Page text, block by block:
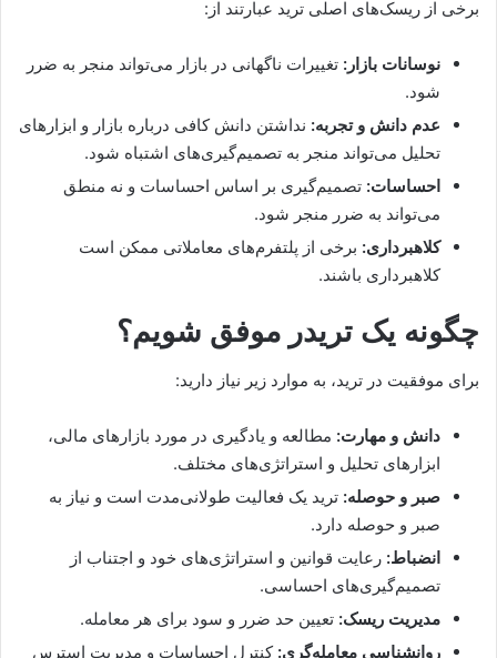
برخی از ریسک‌های اصلی ترید عبارتند از:
نوسانات بازار: تغییرات ناگهانی در بازار می‌تواند منجر به ضرر
شود.
عدم دانش و تجربه: نداشتن دانش کافی درباره بازار و ابزارهای
تحلیل می‌تواند منجر به تصمیم‌گیری‌های اشتباه شود.
احساسات: تصمیم‌گیری بر اساس احساسات و نه منطق
می‌تواند به ضرر منجر شود.
کلاهبرداری: برخی از پلتفرم‌های معاملاتی ممکن است
کلاهبرداری باشند.
چگونه یک تریدر موفق شویم؟
برای موفقیت در ترید، به موارد زیر نیاز دارید:
دانش و مهارت: مطالعه و یادگیری در مورد بازارهای مالی،
ابزارهای تحلیل و استراتژی‌های مختلف.
صبر و حوصله: ترید یک فعالیت طولانی‌مدت است و نیاز به
صبر و حوصله دارد.
انضباط: رعایت قوانین و استراتژی‌های خود و اجتناب از
تصمیم‌گیری‌های احساسی.
مدیریت ریسک: تعیین حد ضرر و سود برای هر معامله.
روانشناسی معامله‌گری: کنترل احساسات و مدیریت استرس